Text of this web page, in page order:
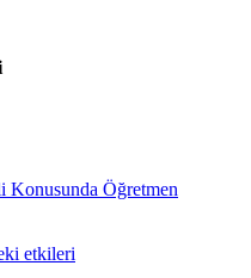
Konusunda Öğretmen
etkileri